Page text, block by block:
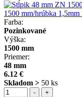
1500 mm/hrúbka 1,5mm
Farba:
Pozinkované
Výška:
1500 mm
Priemer:
48 mm
6.12 €
Skladom > 50 ks
- +